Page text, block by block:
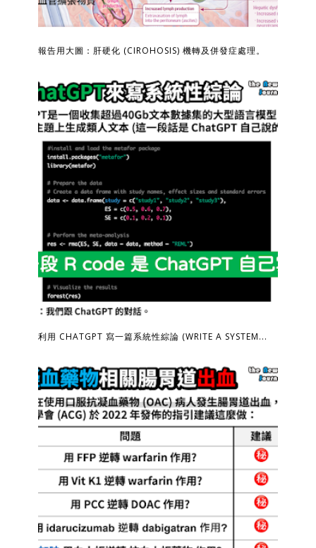
報告用大圖：肝硬化 (CIROHOSIS) 機轉及併發症處理。
利用 CHATGPT 寫一篇系統性綜論 (WRITE A SYSTEM...